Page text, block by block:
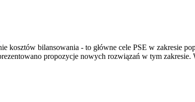
kosztów bilansowania - to główne cele PSE w zakresie
propozycje nowych rozwiązań w tym zakresie.